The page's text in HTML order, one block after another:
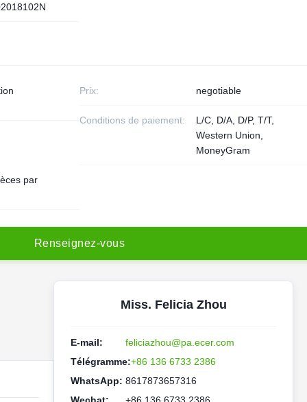
Prix: negotiable
Conditions de paiement:
L/C, D/A, D/P, T/T,
Western Union,
MoneyGram
par
Renseignez-vous
Miss. Felicia Zhou
E-mail:
feliciazhou@pa.ecer.com
Télégramme:+86 136 6733 2386
WhatsApp: 8617873657316